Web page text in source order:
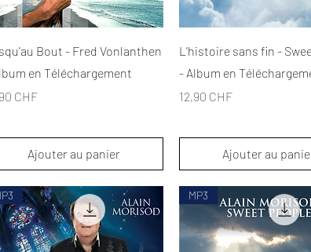
Aperçu rapide
Bout - Fred Vonlanthen
en Téléchargement
CHF
Ajouter au panier
Aperçu rapide
L'histoire sans fin -
- Album en
Prix
12,90 CHF
Ajouter au
MP3